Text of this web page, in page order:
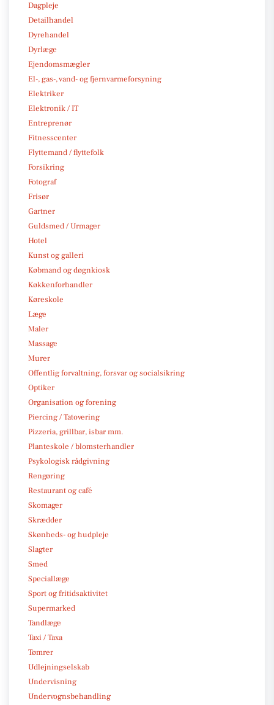
Dagpleje
Detailhandel
Dyrehandel
Dyrlæge
Ejendomsmægler
El-, gas-, vand- og fjernvarmeforsyning
Elektriker
Elektronik / IT
Entreprenør
Fitnesscenter
Flyttemand / flyttefolk
Forsikring
Fotograf
Frisør
Gartner
Guldsmed / Urmager
Hotel
Kunst og galleri
Købmand og døgnkiosk
Køkkenforhandler
Køreskole
Læge
Maler
Massage
Murer
Offentlig forvaltning, forsvar og socialsikring
Optiker
Organisation og forening
Piercing / Tatovering
Pizzeria, grillbar, isbar mm.
Planteskole / blomsterhandler
Psykologisk rådgivning
Rengøring
Restaurant og café
Skomager
Skrædder
Skønheds- og hudpleje
Slagter
Smed
Speciallæge
Sport og fritidsaktivitet
Supermarked
Tandlæge
Taxi / Taxa
Tømrer
Udlejningselskab
Undervisning
Undervognsbehandling